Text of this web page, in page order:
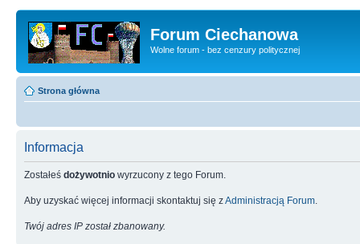
Forum Ciechanowa
Wolne forum - bez cenzury politycznej
Strona główna
Informacja
Zostałeś dożywotnio wyrzucony z tego Forum.
Aby uzyskać więcej informacji skontaktuj się zAdministracją Forum
Twój adres IP został zbanowany.